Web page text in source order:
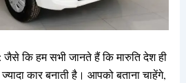
जैसे कि हम सभी जानते हैं कि मारुति देश ही
कार बनाती है। आपको बताना चाहेंगे,